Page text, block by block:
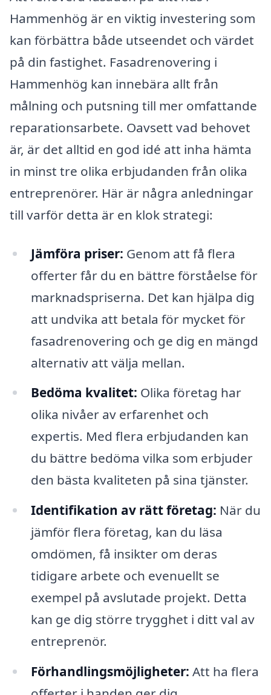
Hammenhög är en viktig investering som
kan förbättra både utseendet och värdet
på din fastighet. Fasadrenovering i
Hammenhög kan innebära allt från
målning och putsning till mer omfattande
reparationsarbete. Oavsett vad behovet
är, är det alltid en god idé att inha hämta
in minst tre olika erbjudanden från olika
entreprenörer. Här är några anledningar
till varför detta är en klok strategi:
Jämföra priser: Genom att få flera
offerter får du en bättre förståelse för
marknadspriserna. Det kan hjälpa dig
att undvika att betala för mycket för
fasadrenovering och ge dig en mängd
alternativ att välja mellan.
Bedöma kvalitet: Olika företag har
olika nivåer av erfarenhet och
expertis. Med flera erbjudanden kan
du bättre bedöma vilka som erbjuder
den bästa kvaliteten på sina tjänster.
Identifikation av rätt företag: När du
jämför flera företag, kan du läsa
omdömen, få insikter om deras
tidigare arbete och evenuellt se
exempel på avslutade projekt. Detta
kan ge dig större trygghet i ditt val av
entreprenör.
Förhandlingsmöjligheter: Att ha flera